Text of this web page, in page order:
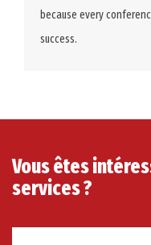
because every
success.
Vous êtes
services ?